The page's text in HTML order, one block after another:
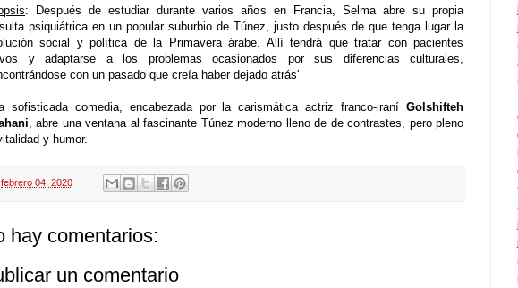
: Después de estudiar durante varios años en Francia, Selma abre su propia
psiquiátrica en un popular suburbio de Túnez, justo después de que tenga lugar la
social y política de la Primavera árabe. Allí tendrá que tratar con pacientes
y adaptarse a los problemas ocasionados por sus diferencias culturales,
con un pasado que creía haber dejado atrás'
sofisticada comedia, encabezada por la carismática actriz franco-iraní Golshifteh
, abre una ventana al fascinante Túnez moderno lleno de de contrastes, pero pleno
y humor.
febrero 04, 2020
hay comentarios:
un comentario